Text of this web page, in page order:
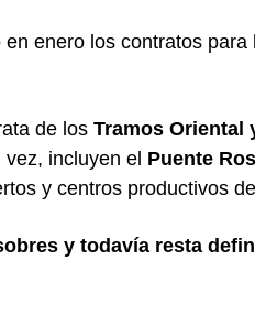
enero los contratos para
de los Tramos Oriental
vez, incluyen el Puente
y centros productivos
y todavía resta